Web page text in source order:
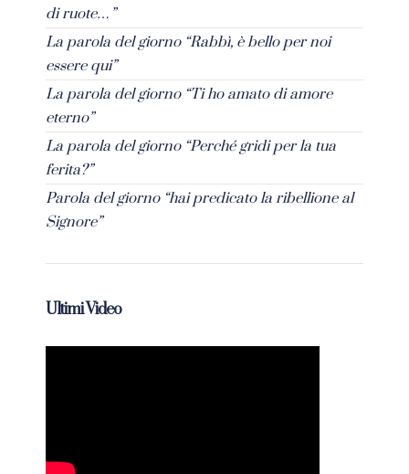
di ruote…”
La parola del giorno “Rabbì, è bello per noi
essere qui”
La parola del giorno “Ti ho amato di amore
eterno”
La parola del giorno “Perché gridi per la tua
ferita?”
Parola del giorno “hai predicato la ribellione al
Signore”
Ultimi Video